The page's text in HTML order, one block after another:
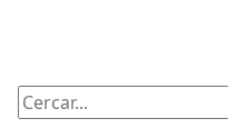
Cercar: